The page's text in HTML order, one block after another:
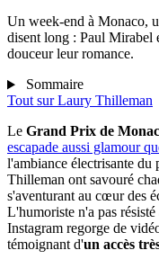
Un week-end à Monaco,
disent long : Paul
douceur leur romance.
Sommaire
Tout surLaury Thilleman
Le Grand Prix de
escapade aussi glamour
l'ambiance électrisante
Thilleman ont savouré
s'aventurant au cœur des
L'humoriste n'a pas
Instagram regorge de
témoignant d'un accès